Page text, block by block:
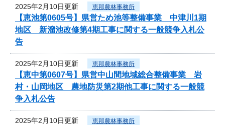
2025年2月10日更新 恵那農林事務所
【恵池第0605号】県営ため池等整備事業 中津川1期
地区 新溜池改修第4期工事に関する一般競争入札公
告
2025年2月10日更新 恵那農林事務所
【恵中第0607号】県営中山間地域総合整備事業 岩
村・山岡地区 農地防災第2期他工事に関する一般競
争入札公告
2025年2月10日更新 恵那農林事務所